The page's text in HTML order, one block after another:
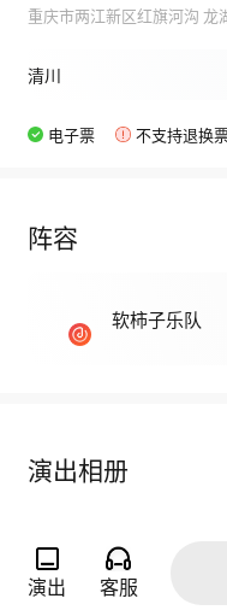
清川
电子票 不支持退换
阵容
软柿子乐队
演出相册
演出 客服